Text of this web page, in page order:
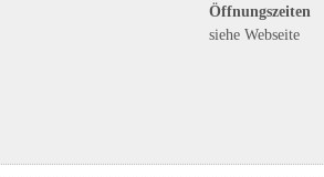
Öffnungszeiten
siehe Webseite